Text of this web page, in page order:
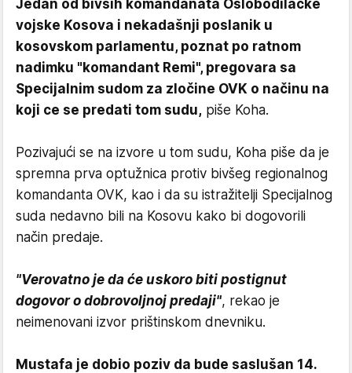
Jedan od bivših komandanata Oslobodilačke
vojske Kosova i nekadašnji poslanik u
kosovskom parlamentu, poznat po ratnom
nadimku "komandant Remi", pregovara sa
Specijalnim sudom za zločine OVK o načinu na
koji ce se predati tom sudu, piše Koha.
Pozivajući se na izvore u tom sudu, Koha piše da je
spremna prva optužnica protiv bivšeg regionalnog
komandanta OVK, kao i da su istražitelji Specijalnog
suda nedavno bili na Kosovu kako bi dogovorili
način predaje.
"Verovatno je da će uskoro biti postignut
dogovor o dobrovoljnoj predaji", rekao je
neimenovani izvor prištinskom dnevniku.
Mustafa je dobio poziv da bude saslušan 14.